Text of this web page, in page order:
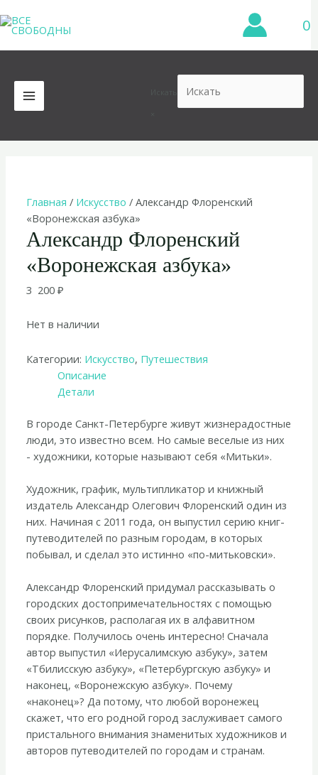
к
содержимому
0
MAIN
MENU
Главная / Искусство / Александр Флоренский
«Воронежская азбука»
Александр Флоренский
«Воронежская азбука»
3 200₽
Нет в наличии
Категории: Искусство, Путешествия
Описание
Детали
В городе Санкт-Петербурге живут жизнерадостные
люди, это известно всем. Но самые веселые из них
- художники, которые называют себя «Митьки».
Художник, график, мультипликатор и книжный
издатель Александр Олегович Флоренский один из
них. Начиная с 2011 года, он выпустил серию книг-
путеводителей по разным городам, в которых
побывал, и сделал это истинно «по-митьковски».
Александр Флоренский придумал рассказывать о
городских достопримечательностях с помощью
своих рисунков, располагая их в алфавитном
порядке. Получилось очень интересно! Сначала
автор выпустил «Иерусалимскую азбуку», затем
«Тбилисскую азбуку», «Петербургскую азбуку» и
наконец, «Воронежскую азбуку». Почему
«наконец»? Да потому, что любой воронежец
скажет, что его родной город заслуживает самого
пристального внимания знаменитых художников и
авторов путеводителей по городам и странам.